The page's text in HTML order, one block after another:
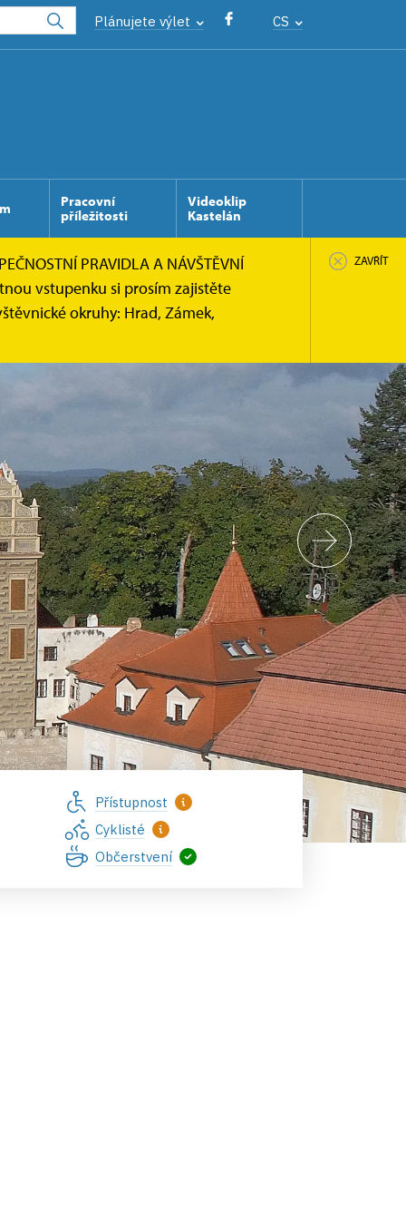
Plánujete výlet CS
Pracovní
příležitosti
Videoklip
Kastelán
PRAVIDLA A NÁVŠTĚVNÍ
vstupenku si prosím zajistěte
okruhy: Hrad, Zámek,
ZAVŘÍT
Přístupnost
Cyklisté
Občerstvení